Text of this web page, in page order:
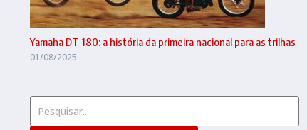
Yamaha DT 180: a história da primeira nacional para as trilhas
01/08/2025